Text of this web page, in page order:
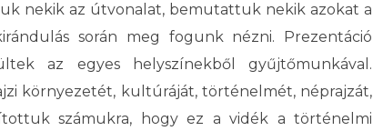
nekik az útvonalat, bemutattuk nekik azokat a
során meg fogunk nézni. Prezentáció
az egyes helyszínekből gyűjtőmunkával.
környezetét, kultúráját, történelmét, néprajzát,
számukra, hogy ez a vidék a történelmi